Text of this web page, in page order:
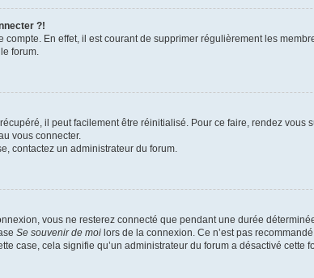
?!
En effet, il est courant de supprimer régulièrement les
forum.
il peut facilement être réinitialisé. Pour ce faire, rendez vous
vous connecter.
contactez un administrateur du forum.
vous ne resterez connecté que pendant une durée
Se souvenir de moi lors de la connexion. Ce n’est pas
case, cela signifie qu’un administrateur du forum a désactivé cette